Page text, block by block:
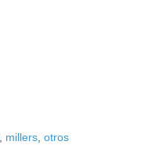
millers ,otros